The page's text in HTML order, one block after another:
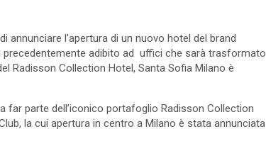
annunciare l’apertura di un nuovo hotel del brand
precedentemente adibito ad uffici che sarà trasformato
Radisson Collection Hotel, Santa Sofia Milano è
far parte dell’iconico portafoglio Radisson Collection
la cui apertura in centro a Milano è stata annunciata